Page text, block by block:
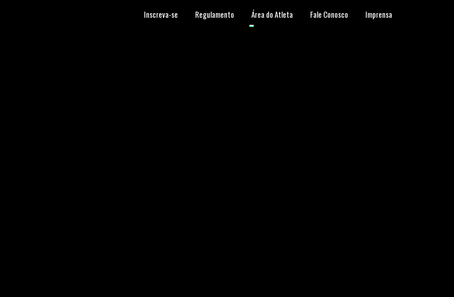
Inscreva-se Regulamento Área do Atleta Fale Conosco Imprensa